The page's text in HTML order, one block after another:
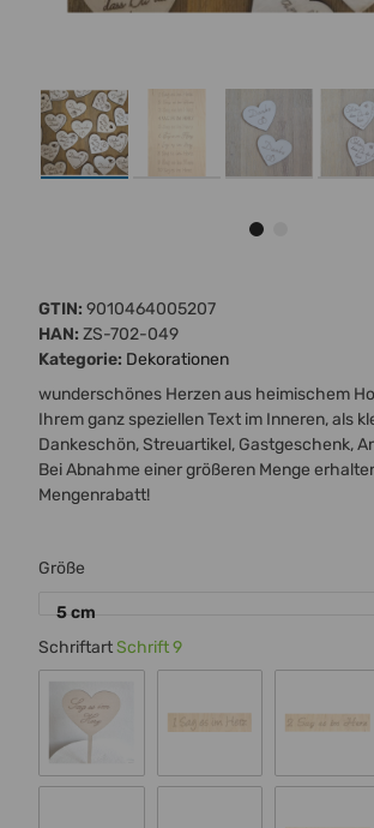
GTIN: 9010464005207
HAN: ZS-702-049
Kategorie: Dekorationen
wunderschönes Herzen aus heimischem
Ihrem ganz speziellen Text im Inneren, als
Dankeschön, Streuartikel, Gastgeschenk,
Bei Abnahme einer größeren Menge
Mengenrabatt!
Größe
5 cm
SchriftartSchrift 9
Standard 00 Schrift 1 Schrift